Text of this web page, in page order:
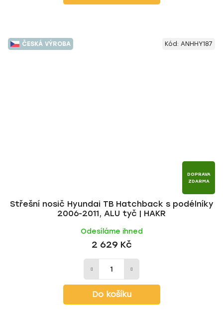
ČESKÁ VÝROBA
DOPRAVA
ZDARMA
Střešní nosič Hyundai TB Hatchback s podélníky
2006-2011, ALU tyč | HAKR
Odesíláme ihned
2 629 Kč
Do košíku
Kód: ANHHY187